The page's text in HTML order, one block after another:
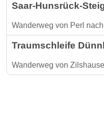
Saar-Hunsrück-
Wanderweg von Perl
Traumschleife
Wanderweg von